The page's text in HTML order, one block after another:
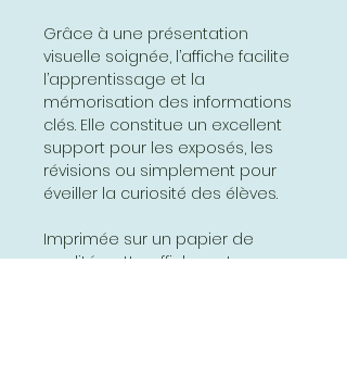
Grâce à une présentation
visuelle soignée, l’affiche facilite
l’apprentissage et la
mémorisation des informations
clés. Elle constitue un excellent
support pour les exposés, les
révisions ou simplement pour
éveiller la curiosité des élèves.
Imprimée sur un papier de
qualité, cette affiche est conçue